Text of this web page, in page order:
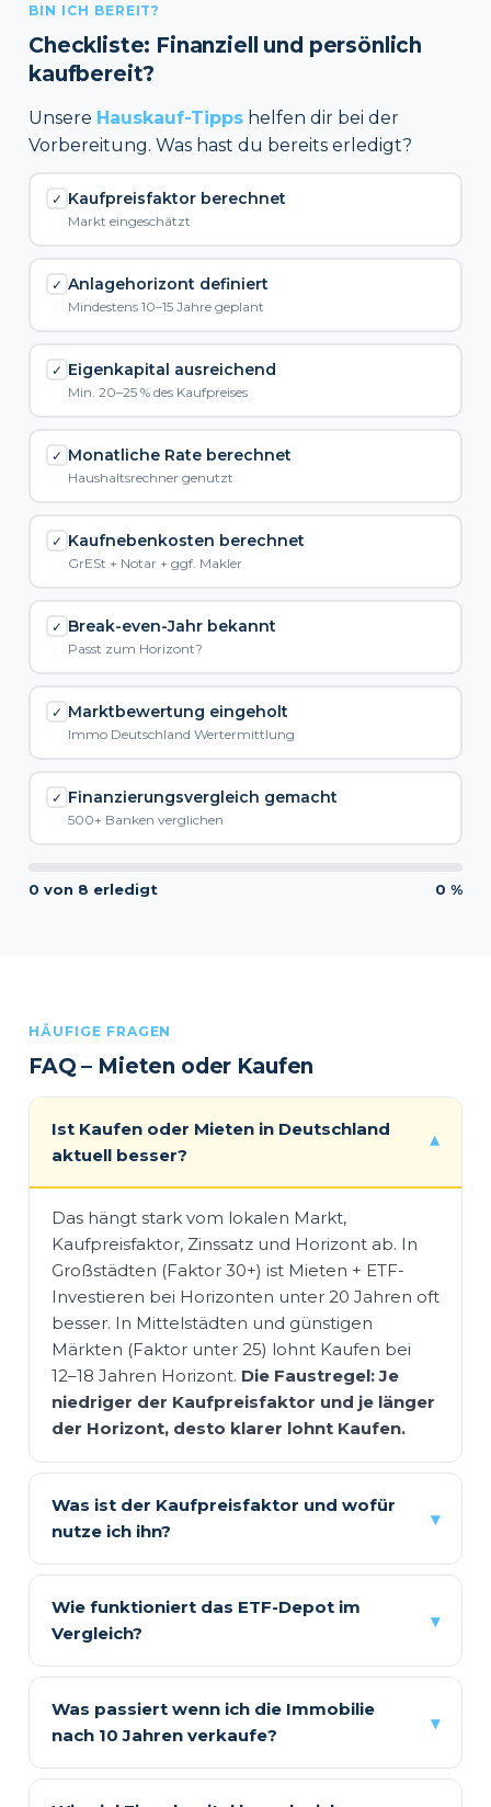
BIN ICH BEREIT?
Checkliste: Finanziell und persönlich
kaufbereit?
Unsere Hauskauf-Tipps helfen dir bei der
Vorbereitung. Was hast du bereits erledigt?
✓ Kaufpreisfaktor berechnet
Markt eingeschätzt
✓ Anlagehorizont definiert
Mindestens 10–15 Jahre geplant
✓ Eigenkapital ausreichend
Min. 20–25 % des Kaufpreises
✓ Monatliche Rate berechnet
Haushaltsrechner genutzt
✓ Kaufnebenkosten berechnet
GrESt + Notar + ggf. Makler
✓ Break-even-Jahr bekannt
Passt zum Horizont?
✓ Marktbewertung eingeholt
Immo Deutschland Wertermittlung
✓ Finanzierungsvergleich gemacht
500+ Banken verglichen
0 von 8 erledigt 0 %
HÄUFIGE FRAGEN
FAQ – Mieten oder Kaufen
Ist Kaufen oder Mieten in Deutschland
aktuell besser?
▾
Das hängt stark vom lokalen Markt,
Kaufpreisfaktor, Zinssatz und Horizont ab. In
Großstädten (Faktor 30+) ist Mieten + ETF-
Investieren bei Horizonten unter 20 Jahren oft
besser. In Mittelstädten und günstigen
Märkten (Faktor unter 25) lohnt Kaufen bei
12–18 Jahren Horizont. Die Faustregel: Je
niedriger der Kaufpreisfaktor und je länger
der Horizont, desto klarer lohnt Kaufen.
Was ist der Kaufpreisfaktor und wofür
nutze ich ihn?
▾
Der Kaufpreisfaktor = Kaufpreis ÷
Jahreskaltmiete. Unter 20: Kaufen günstig. 20–
25: Abwägen. Über 25: Teuer. Beispiel:
= 16.800 €/Jahr → Faktor 23,8. In München
kann der Faktor 35–45 erreichen, in
strukturschwachen Regionen liegt er oft unter
Wie funktioniert das ETF-Depot im
Vergleich?
▾
Der Mieter legt das gesamte Eigenkapital
direkt in ETFs an (statt als Anzahlung).
Außerdem spart er jeden Monat die Differenz
und Mietkosten — falls Kaufen teurer ist —
Was passiert wenn ich die Immobilie
nach 10 Jahren verkaufe?
▾
Der Verkauf innerhalb von 10 Jahren löst